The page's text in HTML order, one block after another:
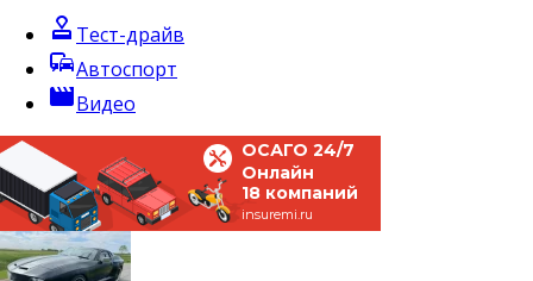
approval Тест-драйв
commuteАвтоспорт
movieВидео
ОСАГО 24/7
Онлайн
18 компаний
insuremi.ru